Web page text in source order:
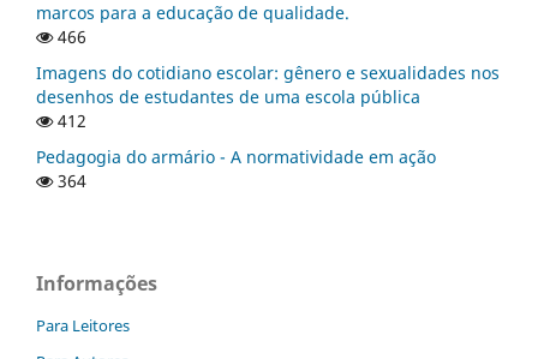
marcos para a educação de qualidade.
466
Imagens do cotidiano escolar: gênero e sexualidades nos
desenhos de estudantes de uma escola pública
412
Pedagogia do armário - A normatividade em ação
364
Informações
Para Leitores